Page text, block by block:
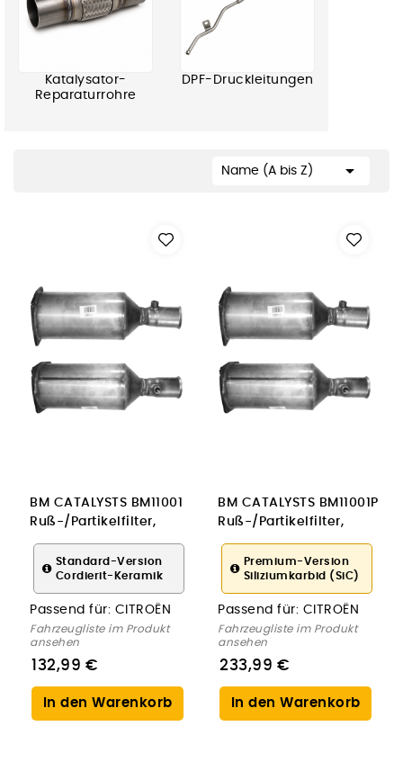
Katalysator-
Reparaturrohre
DPF-Druckleitungen
Name (A bis Z) 
BM CATALYSTS BM11001
Ruß-/Partikelfilter,
Abgasanlage für
CITROËN
Standard-Version
Cordierit-Keramik
Passend für: CITROËN
Fahrzeugliste im Produkt
ansehen
132,99 €
In den Warenkorb
BM CATALYSTS BM11001P
Ruß-/Partikelfilter,
Abgasanlage für
CITROËN
Premium-Version
Siliziumkarbid (SiC)
Passend für: CITROËN
Fahrzeugliste im Produkt
ansehen
233,99 €
In den Warenkorb